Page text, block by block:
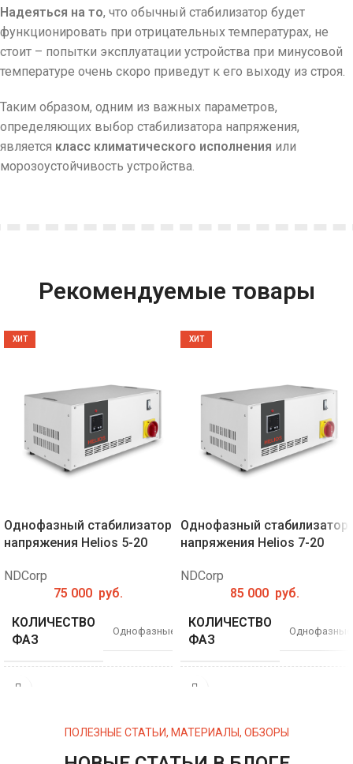
Надеяться на то, что обычный стабилизатор будет
функционировать при отрицательных температурах, не
стоит – попытки эксплуатации устройства при минусовой
температуре очень скоро приведут к его выходу из строя.
Таким образом, одним из важных параметров,
определяющих выбор стабилизатора напряжения,
является класс климатического исполнения или
морозоустойчивость устройства.
Рекомендуемые товары
ХИТ
Однофазный стабилизатор
напряжения Helios 5-20
NDCorp
75 000 руб.
КОЛИЧЕСТВО
ФАЗ
Однофазные
МОЩНОСТЬ, КВА
ДИАПАЗОН (В)
300
ХИТ
Однофазный стабилизатор
напряжения Helios 7-20
NDCorp
85 000 руб.
КОЛИЧЕСТВО
ФАЗ
Однофазные
МОЩНОСТЬ, КВА
РАБОЧИЙ
ДИАПАЗОН (В)
ПОЛЕЗНЫЕ СТАТЬИ, МАТЕРИАЛЫ, ОБЗОРЫ